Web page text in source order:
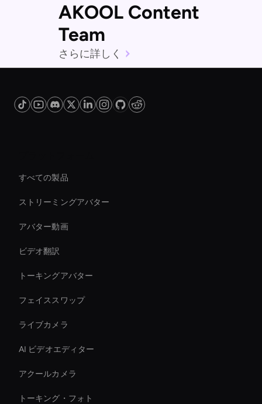
AKOOL Content
Team
さらに詳しく
すべての製品
ストリーミングアバター
アバター動画
ビデオ翻訳
トーキングアバター
フェイススワップ
ライブカメラ
AI ビデオエディター
アクールカメラ
トーキング・フォト